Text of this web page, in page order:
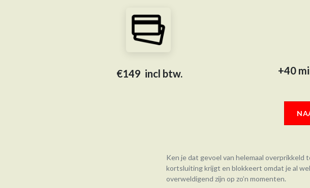
€149 incl btw. +40
Ken je dat gevoel van helemaal overprikkeld
kortsluiting krijgt en blokkeert omdat je al
overweldigend zijn op zo’n momenten.